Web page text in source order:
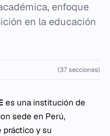
enfoque
en la educación
(37 secciones)
es una institución de
sede en Perú,
práctico y su